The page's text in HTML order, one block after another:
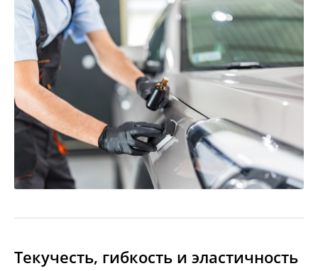
Текучесть, гибкость и эластичность